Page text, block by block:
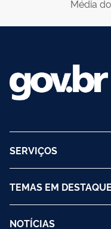
Média
SERVIÇOS
TEMAS EM DESTAQUE
NOTÍCIAS